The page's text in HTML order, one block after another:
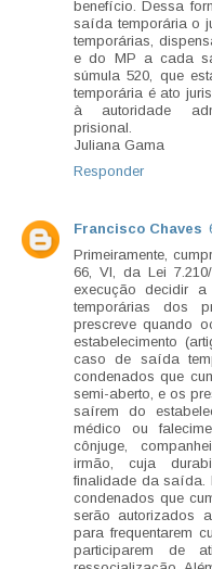
benefício. Dessa
saída temporária o
temporárias,
e do MP a cada
súmula 520, que
temporária é ato
à autoridade
prisional.
Juliana Gama
Responder
Francisco Chaves
Primeiramente,
66, VI, da Lei
execução decidir
temporárias dos
prescreve quando
estabelecimento
caso de saída
condenados que
semi-aberto, e os
saírem do
médico ou
cônjuge,
irmão, cuja
finalidade da saída.
condenados que
serão autorizados
para frequentarem
participarem de